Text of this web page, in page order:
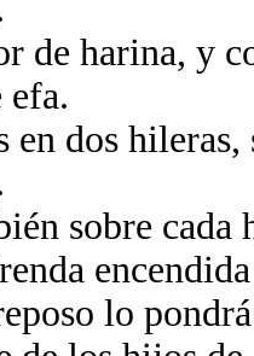
de harina, y
efa.
en dos
sobre
lo